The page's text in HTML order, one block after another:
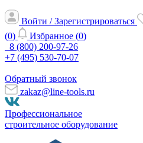
Войти / Зарегистрироваться
(0) Избранное (0)
8 (800) 200-97-26
+7 (495) 530-70-07
Обратный звонок
zakaz@line-tools.ru
Профессиональное
строительное оборудование